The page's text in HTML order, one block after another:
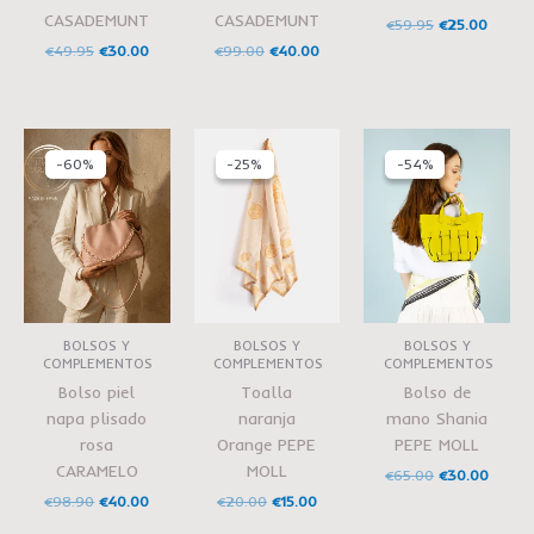
CASADEMUNT
€49.95 €30.00
CASADEMUNT
€99.00 €40.00
€59.95 €25.00
-60%
-60%
BOLSOS Y
COMPLEMENTOS
Bolso piel
napa plisado
rosa
CARAMELO
€98.90
El
precio
original
era:
€98.90.
€40.00
precio
actual
es:
€40.00.
-25%
-25%
BOLSOS Y
COMPLEMENTOS
Toalla
naranja
Orange PEPE
MOLL
€20.00
precio
original
era:
€20.00.
€15.00
-54%
-54%
BOLSOS Y
COMPLEMENTOS
Bolso de
mano Shania
PEPE MOLL
€65.00
precio
original
era:
€65.00.
€30.00